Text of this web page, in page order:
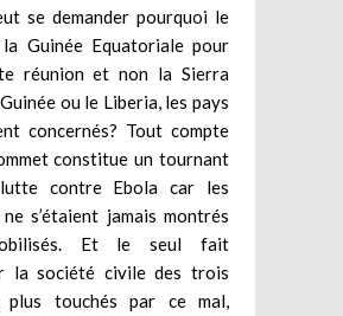
se demander pourquoi le
Guinée Equatoriale pour
réunion et non la Sierra
ou le Liberia, les pays
concernés? Tout compte
constitue un tournant
contre Ebola car les
s’étaient jamais montrés
Et le seul fait
la société civile des trois
plus touchés par ce mal,